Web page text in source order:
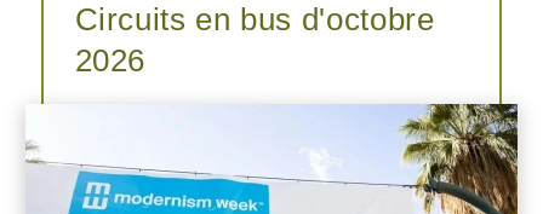
Circuits en bus d'octobre
2026